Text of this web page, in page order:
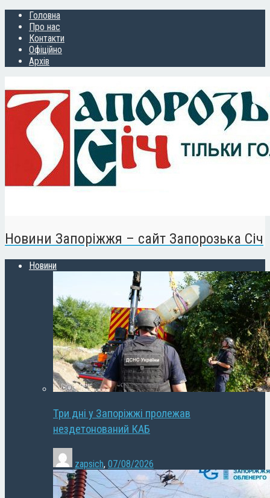
Головна
Про нас
Контакти
Офіційно
Архів
Новини Запоріжжя – сайт Запорозька Січ
Новини
Три дні у Запоріжжі пролежав
нездетонований КАБ
zapsich, 07/08/2026